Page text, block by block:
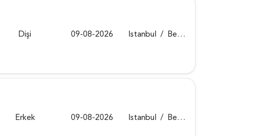
Dişi 09-08-2026 Istanbul / Beykoz
Erkek 09-08-2026 Istanbul / Beykoz